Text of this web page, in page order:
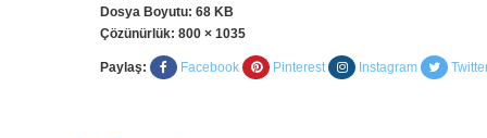
Dosya Boyutu: 68 KB
Çözünürlük: 800 × 1035
Paylaş: Facebook Pinterest Instagram